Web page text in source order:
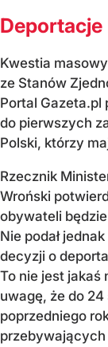
Deportacje
Kwestia
ze Stanów
Portal Gazeta.pl
do pierwszych
Polski, którzy
Rzecznik
Wroński
obywateli
Nie podał
decyzji o
To nie jest jakaś
uwagę, że do
poprzedniego
przebywających